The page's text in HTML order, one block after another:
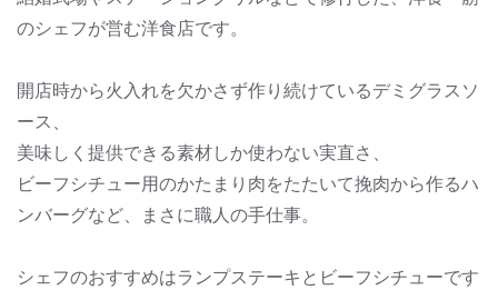
のシェフが営む洋食店です。
開店時から火入れを欠かさず作り続けているデミグラスソ
ース、
美味しく提供できる素材しか使わない実直さ、
ビーフシチュー用のかたまり肉をたたいて挽肉から作るハ
ンバーグなど、まさに職人の手仕事。
シェフのおすすめはランプステーキとビーフシチューです